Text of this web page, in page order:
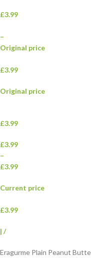
£3.99
–
Original price
£3.99
Original price
£3.99
£3.99
–
£3.99
Current price
£3.99
| /
Eragurme Plain Peanut